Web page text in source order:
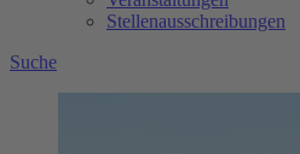
Stellenausschreibungen
Suche